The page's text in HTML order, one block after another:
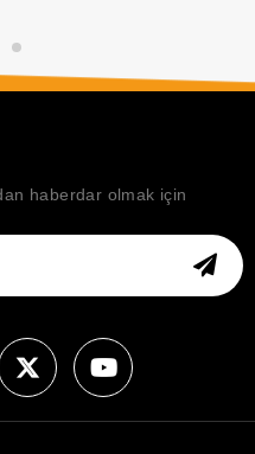
haberdar olmak için